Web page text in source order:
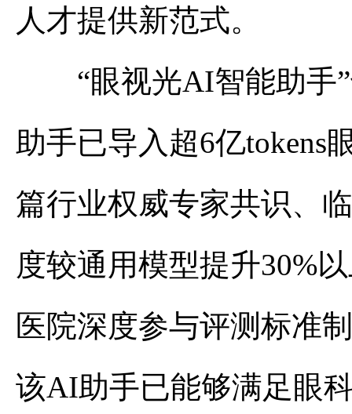
人才提供新范式。
“眼视光AI智能助手”
助手已导入超6亿tokens
篇行业权威专家共识、
度较通用模型提升30%
医院深度参与评测标准
该AI助手已能够满足眼